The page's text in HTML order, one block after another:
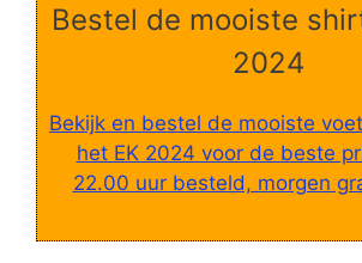
Bestel de mooiste
2024
Bekijk en bestel de mooiste
het EK 2024 voor de beste
22.00 uur besteld, morgen